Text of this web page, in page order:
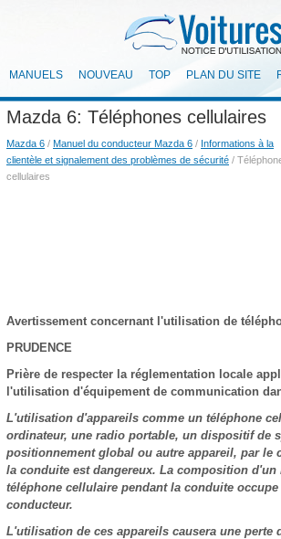
MANUELS NOUVEAU TOP PLAN DU SITE
Mazda 6: Téléphones cellulaires
Mazda 6 / Manuel du conducteur Mazda 6 / Informations à la
clientèle et signalement des problèmes de sécurité /
cellulaires
Avertissement concernant l'utilisation de
PRUDENCE
Prière de respecter la réglementation locale
l'utilisation d'équipement de communication
L'utilisation d'appareils comme un téléphone
ordinateur, une radio portable, un dispositif de
positionnement global ou autre appareil, par le
la conduite est dangereux. La composition d'un
téléphone cellulaire pendant la conduite
conducteur.
L'utilisation de ces appareils causera une perte